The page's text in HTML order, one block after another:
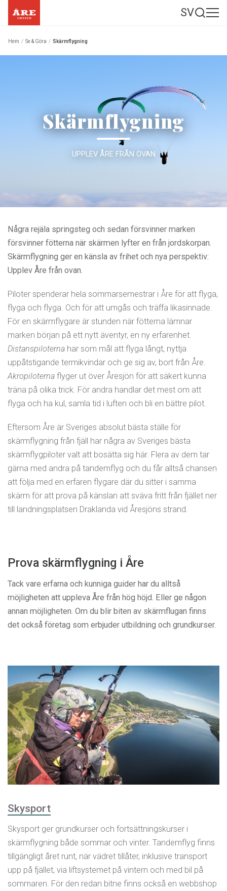
SV
Hem / Se & Göra / Skärmflygning
Skärmflygning
UPPLEV ÅRE FRÅN OVAN
Några rejäla springsteg och sedan försvinner marken
försvinner fötterna när skärmen lyfter en från jordskorpan.
Skärmflygning ger en känsla av frihet och nya perspektiv:
Upplev Åre från ovan.
Piloter spenderar hela sommarsemestrar i Åre för att flyga,
flyga och flyga. Och för att umgås och träffa likasinnade.
För en skärmflygare är stunden när fötterna lämnar
marken början på ett nytt äventyr, en ny erfarenhet.
Distanspiloterna har som mål att flyga långt, nyttja
uppåtstigande termikvindar och ge sig av, bort från Åre.
Akropiloterna flyger ut över Åresjön för att säkert kunna
träna på olika trick. För andra handlar det mest om att
flyga och ha kul, samla tid i luften och bli en bättre pilot.
Eftersom Åre är Sveriges absolut bästa ställe för
skärmflygning från fjäll har några av Sveriges bästa
skärmflygpiloter valt att bosätta sig här. Flera av dem tar
gärna med andra på tandemflyg och du får alltså chansen
att följa med en erfaren flygare där du sitter i samma
skärm för att prova på känslan att sväva fritt från fjället ner
till landningsplatsen Draklanda vid Åresjöns strand.
Prova skärmflygning i Åre
Tack vare erfarna och kunniga guider har du alltså
möjligheten att uppleva Åre från hög höjd. Eller ge någon
annan möjligheten. Om du blir biten av skärmflugan finns
det också företag som erbjuder utbildning och grundkurser.
Skysport
Skysport ger grundkurser och fortsättningskurser i
skärmflygning både sommar och vinter. Tandemflyg finns
tillgängligt året runt, när vädret tillåter, inklusive transport
upp på fjället, via liftsystemet på vintern och med bil på
sommaren. För den redan bitne finns också en webbshop